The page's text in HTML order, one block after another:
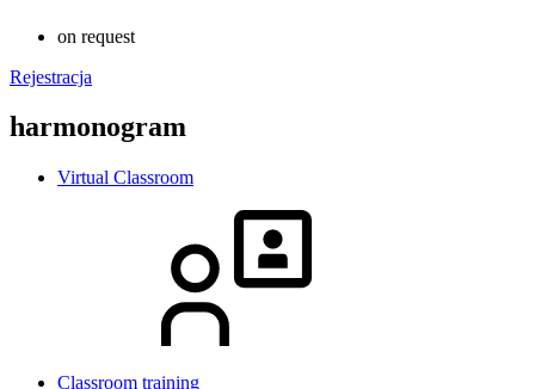
on request
Rejestracja
harmonogram
Virtual Classroom
Classroom training